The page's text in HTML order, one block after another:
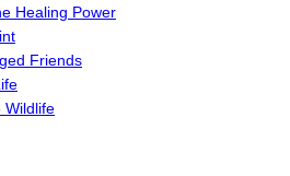
Healing Power
Friends
Wildlife